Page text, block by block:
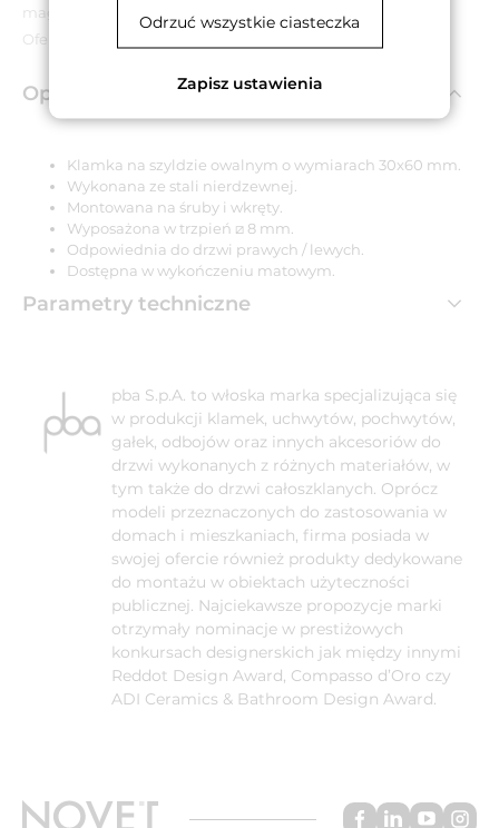
magazynie.
Oferta obowiązuje do wyczerpania zapasów.
Opis produktu
Klamka na szyldzie owalnym o wymiarach 30x60 mm.
Wykonana ze stali nierdzewnej.
Montowana na śruby i wkręty.
Wyposażona w trzpień ⧄ 8 mm.
Odpowiednia do drzwi prawych / lewych.
Dostępna w wykończeniu matowym.
Parametry techniczne
pba S.p.A. to włoska marka specjalizująca się
w produkcji klamek, uchwytów, pochwytów,
gałek, odbojów oraz innych akcesoriów do
drzwi wykonanych z różnych materiałów, w
tym także do drzwi całoszklanych. Oprócz
modeli przeznaczonych do zastosowania w
domach i mieszkaniach, firma posiada w
swojej ofercie również produkty dedykowane
do montażu w obiektach użyteczności
publicznej. Najciekawsze propozycje marki
otrzymały nominacje w prestiżowych
konkursach designerskich jak między innymi
Reddot Design Award, Compasso d’Oro czy
ADI Ceramics & Bathroom Design Award.
Odrzuć wszystkie ciasteczka
Zapisz ustawienia